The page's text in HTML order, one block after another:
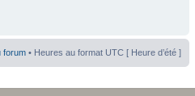
forum • Heures au format UTC [ Heure d’été ]